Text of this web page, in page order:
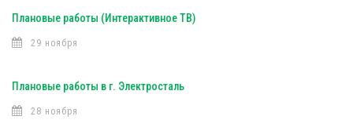
Плановые работы (Интерактивное ТВ)
29 ноября
Плановые работы в г. Электросталь
28 ноября